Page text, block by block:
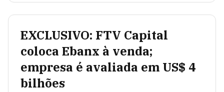
EXCLUSIVO: FTV Capital
coloca Ebanx à venda;
empresa é avaliada em US$ 4
bilhões